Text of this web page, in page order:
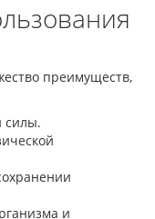
преимуществ,
силы.
и